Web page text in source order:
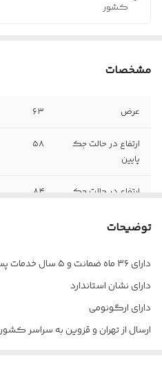
کشور
مشخصات
عرض ۶۳
ارتفاع در حالت جک
پایین
۵۸
ارتفاع در حالت جک
۸۴
وزن ۹ کیلوگرم
نوع رکاب
پشتی ندارد
توضیحات
دارای ۳۶ ماه ضمانت و ۵ سال خدمات پس از فروش
دارای نشان استاندارد
دارای ارگونومی
ارسال از تهران و قزوین به سراسر کشور